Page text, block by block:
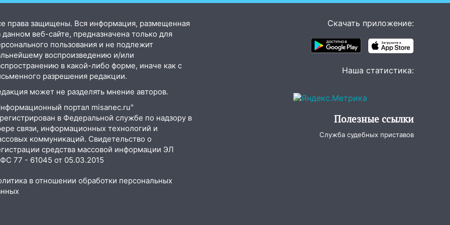
права защищены. Вся информация, размещенная
данном веб-сайте, предназначена только для
пользования и не подлежит
воспроизведению и/или
в какой-либо форме, иначе как с
разрешения редакции.
может не разделять мнение авторов.
портал misanec.ru"
в Федеральной службе по надзору в
связи, информационных технологий и
коммуникаций. Свидетельство о
средства массовой информации ЭЛ
77 - 61045 от 05.03.2015
в отношении обработки персональных
Скачать приложение:
Наша статистика:
Полезные ссылки
Служба судебных приставов